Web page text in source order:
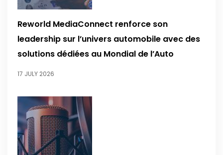
Reworld MediaConnect renforce son
leadership sur l’univers automobile avec des
solutions dédiées au Mondial de l’Auto
17 JULY 2026